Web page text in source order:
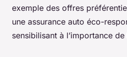
exemple des offres
une assurance auto éco-
sensibilisant à l’importance de